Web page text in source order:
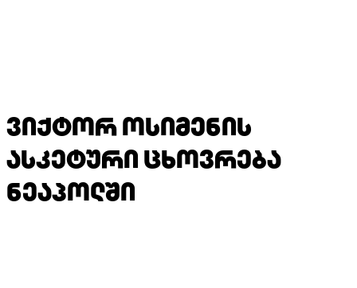
ვიქტორ ოსიმენის
ასკეტური ცხოვრება
ნეაპოლში